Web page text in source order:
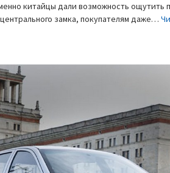
китайцы дали возможность ощутить
замка, покупателям даже…